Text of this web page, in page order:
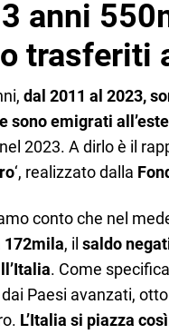
anni
trasferiti
dal 2011 al 2023,
sono emigrati
2023. A dirlo è il
‘, realizzato dalla
conto che nel
172mila, il saldo
. Come
Paesi avanzati,
L’Italia si piazza